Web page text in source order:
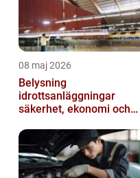
08 maj 2026
Belysning
idrottsanläggningar
säkerhet, ekonomi och